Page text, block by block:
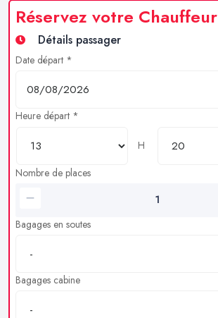
Réservez votre Chauffeur
Détails passager
Date départ *
Heure départ *
H
Nombre de places
Bagages en soutes
Bagages cabine